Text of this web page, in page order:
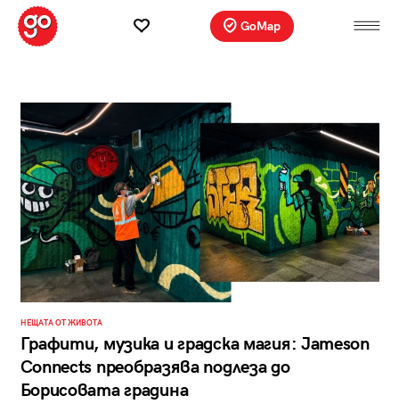
GoMap
НЕЩАТА ОТ ЖИВОТА
Графити, музика и градска магия: Jameson
Connects преобразява подлеза до
Борисовата градина